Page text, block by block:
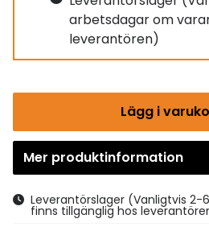
arbetsdagar om
leverantören)
Lägg i
Gå till
Mer produktinformation
Leverantörslager (Vanligtvis 2-
finns tillgänglig hos